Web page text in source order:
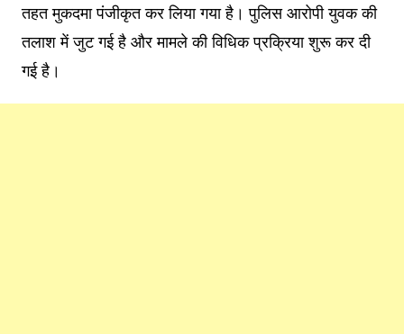
तहत मुकदमा पंजीकृत कर लिया गया है। पुलिस आरोपी युवक की
तलाश में जुट गई है और मामले की विधिक प्रक्रिया शुरू कर दी
गई है।